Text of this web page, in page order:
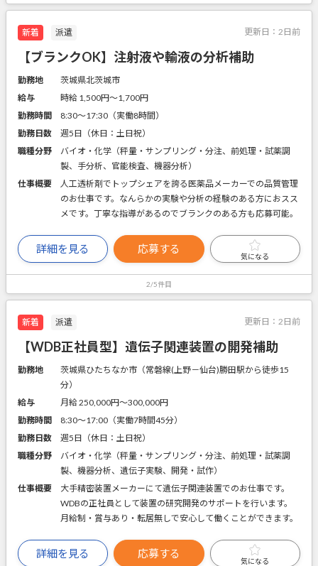
新着 派遣 更新日： 2日前
【ブランクOK】注射液や輸液の分析補助
勤務地
茨城県北茨城市
給与
時給 1,500円〜1,700円
勤務時間
8:30～17:30（実働8時間）
勤務日数
週5日（休日：土日祝）
職種分野
バイオ・化学（秤量・サンプリング・分注、前処理・試薬調
製、手分析、官能検査、機器分析）
仕事概要
人工透析剤でトップシェアを誇る医薬品メーカーでの品質管理
のお仕事です。なんらかの実験や分析の経験のある方におスス
メです。丁寧な指導があるのでブランクのある方も応募可能。
詳細を見る 応募する
気になる
2/5件目
新着 派遣 更新日： 2日前
【WDB正社員型】遺伝子関連装置の開発補助
勤務地
茨城県ひたちなか市（常磐線(上野－仙台)勝田駅から徒歩15
分）
給与
月給 250,000円〜300,000円
勤務時間
8:30～17:00（実働7時間45分）
勤務日数
週5日（休日：土日祝）
職種分野
バイオ・化学（秤量・サンプリング・分注、前処理・試薬調
製、機器分析、遺伝子実験、開発・試作）
仕事概要
大手精密装置メーカーにて遺伝子関連装置でのお仕事です。
WDBの正社員として装置の研究開発のサポートを行います。
月給制・賞与あり・転居無しで安心して働くことができます。
詳細を見る 応募する
気になる